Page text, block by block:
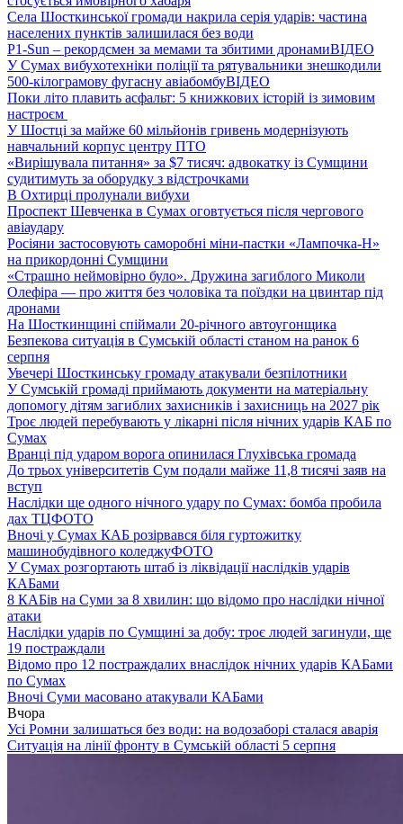
Села Шосткинської громади накрила серія ударів: частина
населених пунктів залишилася без води
P1-Sun – рекордсмен за мемами та збитими дронамиВІДЕО
У Сумах вибухотехніки поліції та рятувальники знешкодили
500-кілограмову фугасну авіабомбуВІДЕО
Поки літо плавить асфальт: 5 книжкових історій із зимовим
настроєм
У Шостці за майже 60 мільйонів гривень модернізують
навчальний корпус центру ПТО
«Вирішувала питання» за $7 тисяч: адвокатку із Сумщини
судитимуть за оборудку з відстрочками
В Охтирці пролунали вибухи
Проспект Шевченка в Сумах оговтується після чергового
авіаудару
Росіяни застосовують саморобні міни-пастки «Лампочка-Н»
на прикордонні Сумщини
«Страшно неймовірно було». Дружина загиблого Миколи
Олефіра — про життя без чоловіка та поїздки на цвинтар під
дронами
На Шосткинщині спіймали 20-річного автоугонщика
Безпекова ситуація в Сумській області станом на ранок 6
серпня
Увечері Шосткинську громаду атакували безпілотники
У Сумській громаді приймають документи на матеріальну
допомогу дітям загиблих захисників і захисниць на 2027 рік
Троє людей перебувають у лікарні після нічних ударів КАБ по
Сумах
Вранці під ударом ворога опинилася Глухівська громада
До трьох університетів Сум подали майже 11,8 тисячі заяв на
вступ
Наслідки ще одного нічного удару по Сумах: бомба пробила
дах ТЦФОТО
Вночі у Сумах КАБ розірвався біля гуртожитку
машинобудівного коледжуФОТО
У Сумах розгортають штаб із ліквідації наслідків ударів
КАБами
8 КАБів на Суми за 8 хвилин: що відомо про наслідки нічної
атаки
Наслідки ударів по Сумщині за добу: троє людей загинули, ще
19 постраждали
Відомо про 12 постраждалих внаслідок нічних ударів КАБами
по Сумах
Вночі Суми масовано атакували КАБами
Вчора
Усі Ромни залишаться без води: на водозаборі сталася аварія
Ситуація на лінії фронту в Сумській області 5 серпня